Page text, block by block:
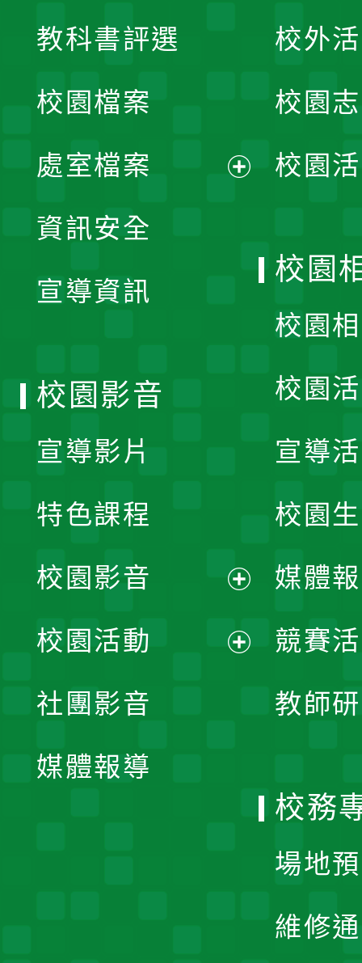
單
教科書評選
校園檔案
處室檔案
資訊安全
宣導資訊
校外
校園
校園
校園
校園
校園
宣導
校園
媒體
競賽
教師
校園影音
宣導影片
特色課程
校園影音
開
校園活動
社團影音
媒體報導
校務
場地
維修